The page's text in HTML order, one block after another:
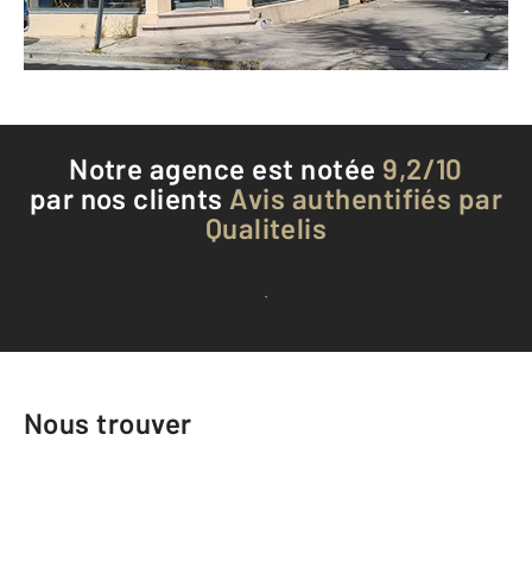
Téléphoner à l'agence
Notre agence est notée 9,2/10
par nos clients Avis authentifiés par
Qualitelis
Voir tous les avis clients
Nous trouver